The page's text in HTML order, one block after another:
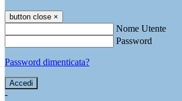
button close ×
Nome Utente
Password
Password dimenticata?
-